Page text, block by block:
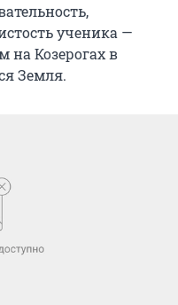
ученика —
на Козерогах в
Земля.